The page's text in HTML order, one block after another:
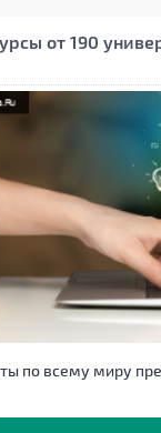
от 190
по всему миру